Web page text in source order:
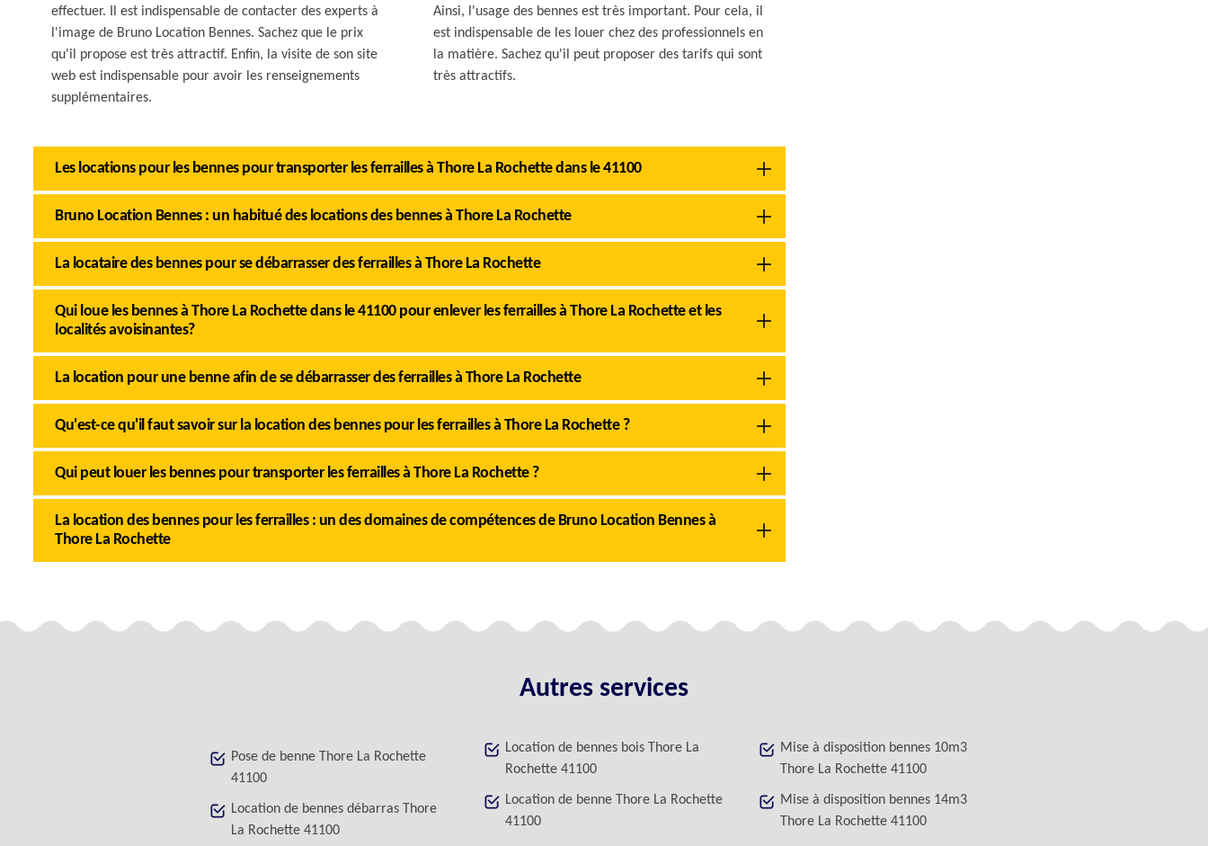
effectuer. Il est indispensable de contacter des experts à
l'image de Bruno Location Bennes. Sachez que le prix
qu'il propose est très attractif. Enfin, la visite de son site
web est indispensable pour avoir les renseignements
supplémentaires.
Ainsi, l'usage des bennes est très important. Pour cela, il
est indispensable de les louer chez des professionnels en
la matière. Sachez qu'il peut proposer des tarifs qui sont
très attractifs.
Les locations pour les bennes pour transporter les ferrailles à Thore La Rochette dans le 41100
Bruno Location Bennes : un habitué des locations des bennes à Thore La Rochette
La locataire des bennes pour se débarrasser des ferrailles à Thore La Rochette
Qui loue les bennes à Thore La Rochette dans le 41100 pour enlever les ferrailles à Thore La Rochette et les
localités avoisinantes?
La location pour une benne afin de se débarrasser des ferrailles à Thore La Rochette
Qu'est-ce qu'il faut savoir sur la location des bennes pour les ferrailles à Thore La Rochette ?
Qui peut louer les bennes pour transporter les ferrailles à Thore La Rochette ?
La location des bennes pour les ferrailles : un des domaines de compétences de Bruno Location Bennes à
Thore La Rochette
Autres services
Pose de benne Thore La Rochette
41100
Location de bennes débarras Thore
La Rochette 41100
Location de bennes bois Thore La
Rochette 41100
Location de benne Thore La Rochette
41100
Mise à disposition bennes 10m3
Thore La Rochette 41100
Mise à disposition bennes 14m3
Thore La Rochette 41100